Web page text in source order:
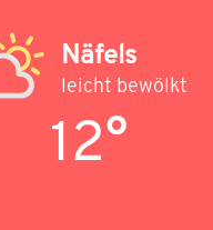
Näfels
leicht bewölkt
12°